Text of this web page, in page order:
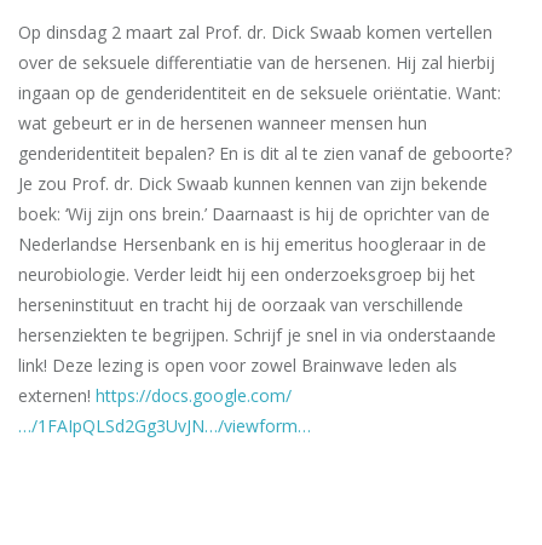
Op dinsdag 2 maart zal Prof. dr. Dick Swaab komen vertellen
over de seksuele differentiatie van de hersenen. Hij zal hierbij
ingaan op de genderidentiteit en de seksuele oriëntatie. Want:
wat gebeurt er in de hersenen wanneer mensen hun
genderidentiteit bepalen? En is dit al te zien vanaf de geboorte?
Je zou Prof. dr. Dick Swaab kunnen kennen van zijn bekende
boek: ‘Wij zijn ons brein.’ Daarnaast is hij de oprichter van de
Nederlandse Hersenbank en is hij emeritus hoogleraar in de
neurobiologie. Verder leidt hij een onderzoeksgroep bij het
herseninstituut en tracht hij de oorzaak van verschillende
hersenziekten te begrijpen. Schrijf je snel in via onderstaande
link! Deze lezing is open voor zowel Brainwave leden als
externen! https://docs.google.com/
…/1FAIpQLSd2Gg3UvJN…/viewform…